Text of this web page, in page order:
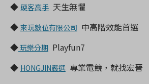
◆ 硬客高手 天生無懼
◆ 來玩數位有限公司 中高階效能首選
◆ 玩樂分期 Playfun7
◆ HONGJIN嚴選 專業電競，就找宏晉